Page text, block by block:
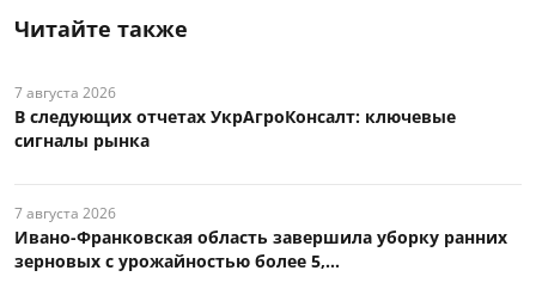
Читайте также
7 августа 2026
В следующих отчетах УкрАгроКонсалт: ключевые
сигналы рынка
7 августа 2026
Ивано-Франковская область завершила уборку ранних
зерновых с урожайностью более 5,...